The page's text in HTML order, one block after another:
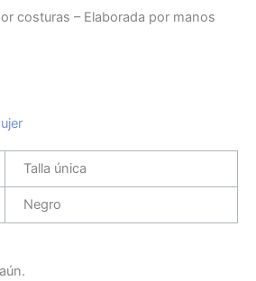
costuras – Elaborada por manos
Talla única
Negro